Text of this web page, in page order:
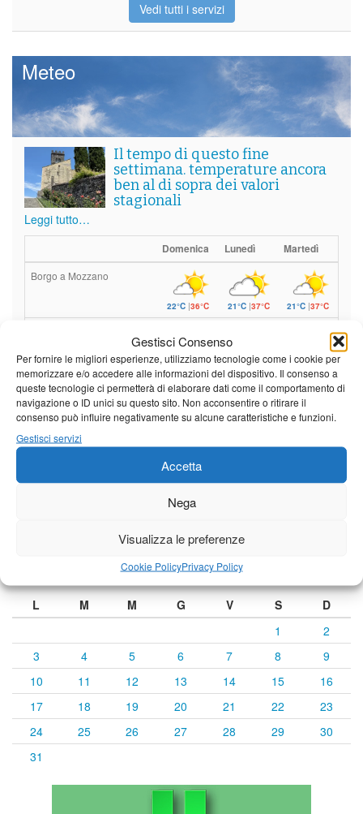
Gestisci Consenso
Per fornire le migliori esperienze, utilizziamo tecnologie come i cookie per
memorizzare e/o accedere alle informazioni del dispositivo. Il consenso a
queste tecnologie ci permetterà di elaborare dati come il comportamento di
navigazione o ID unici su questo sito. Non acconsentire o ritirare il
consenso può influire negativamente su alcune caratteristiche e funzioni.
Gestisci servizi
Accetta
Nega
Visualizza le preferenze
Cookie PolicyPrivacy Policy
Vedi tutti i servizi
Meteo
Il tempo di questo fine
settimana. temperature ancora
ben al di sopra dei valori
stagionali
Leggi tutto…
Domenica Lunedì Martedì
Borgo a Mozzano
22°C|36°C 21°C|37°C 21°C |37°C
22°C|33°C 21°C|34°C 21°C|34°C
Castelnuovo Garfagnana
22°C|33°C 21°C|34°C 21°C|34°C
Previsioni a cura di:
Calendario eventi
Agosto 2026
L
M M G V S
D
1
2
3
4 5 6 7 8
9
10
11 12 13 14 15
16
17
18 19 20 21 22
23
24
25 26 27 28 29
30
31